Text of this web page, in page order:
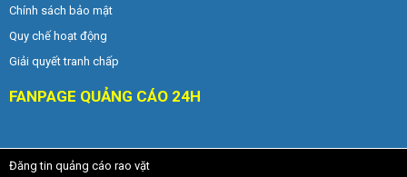
Chính sách bảo mật
Quy chế hoạt động
Giải quyết tranh chấp
FANPAGE QUẢNG CÁO 24H
Đăng tin quảng cáo rao vặt